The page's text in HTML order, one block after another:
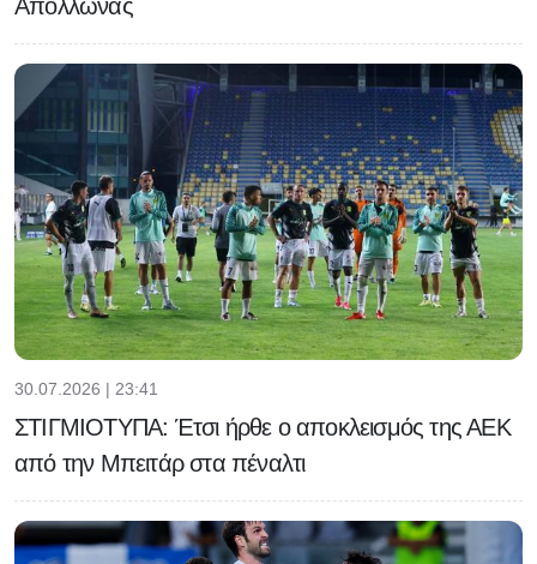
Απόλλωνας
30.07.2026 | 23:41
ΣΤΙΓΜΙΟΤΥΠΑ: Έτσι ήρθε ο αποκλεισμός της ΑΕΚ
από την Μπειτάρ στα πέναλτι